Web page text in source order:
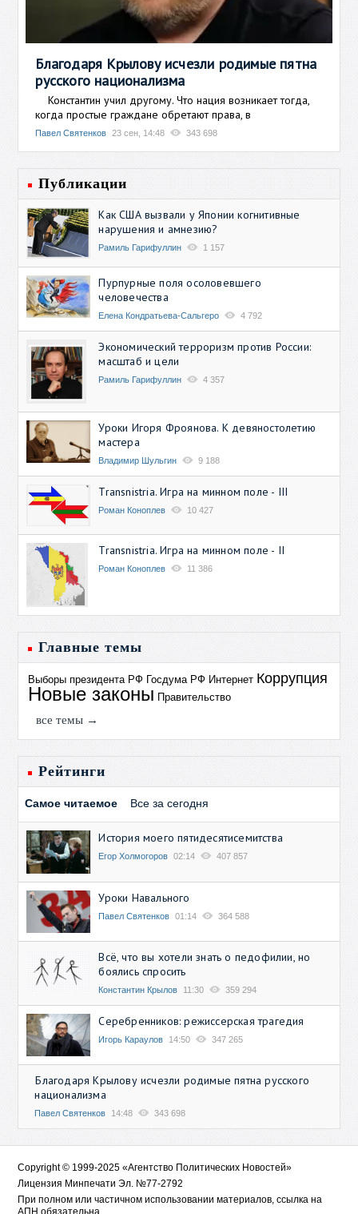
Благодаря Крылову исчезли родимые пятна
русского национализма
Константин учил другому. Что нация возникает тогда,
когда простые граждане обретают права, в
Павел Святенков 23 сен, 14:48 343 698
Публикации
Как США вызвали у Японии когнитивные
нарушения и амнезию?
Рамиль Гарифуллин 1 157
Пурпурные поля осоловевшего
человечества
Елена Кондратьева-Сальгеро 4 792
Экономический терроризм против России:
масштаб и цели
Рамиль Гарифуллин 4 357
Уроки Игоря Фроянова. К девяностолетию
мастера
Владимир Шульгин 9 188
Transnistria. Игра на минном поле - III
Роман Коноплев 10 427
Transnistria. Игра на минном поле - II
Роман Коноплев 11 386
Главные темы
Выборы президента РФ Госдума РФ Интернет Коррупция
Новые законы Правительство
все темы →
Рейтинги
Самое читаемое Все за сегодня
История моего пятидесятисемитства
Егор Холмогоров 02:14 407 857
Уроки Навального
Павел Святенков 01:14 364 588
Всё, что вы хотели знать о педофилии, но
боялись спросить
Константин Крылов 11:30 359 294
Серебренников: режиссерская трагедия
Игорь Караулов 14:50 347 265
Благодаря Крылову исчезли родимые пятна русского
национализма
Павел Святенков 14:48 343 698
Copyright © 1999-2025 «Агентство Политических Новостей»
Лицензия Минпечати Эл. №77-2792
При полном или частичном использовании материалов, ссылка на